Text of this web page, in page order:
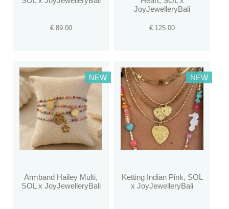
€ 89.00
JoyJewelleryBali
€ 125.00
NEW
Armband Hailey Multi,
SOL x JoyJewelleryBali
NEW
Ketting Indian Pink, SOL
x JoyJewelleryBali